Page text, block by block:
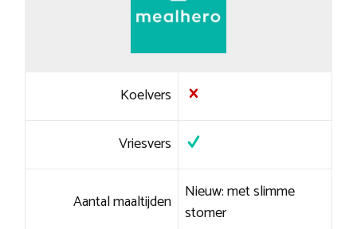
Koelvers
Vriesvers
Aantal maaltijden Nieuw: met slimme
stomer